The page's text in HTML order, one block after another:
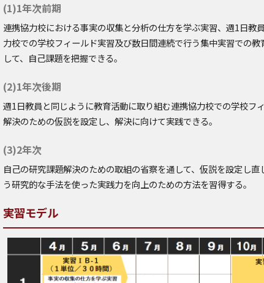
(1)1年次前期
連携協力校における事実の収集と分析の仕方を学ぶ実習、週1日教
力校での学校フィールド実習及び数日間連続で行う集中実習での
して、自己課題を把握できる。
(2)1年次後期
週1日教員と同じように教育活動に取り組む連携協力校での学校フ
解決のための仮説を設定し、解決に向けて実践できる。
(3)2年次
自己の研究課題解決のための取組の省察を通して、仮説を設定し
う研究的な手法を使った実践力を向上のための方法を習得する。
実習モデル